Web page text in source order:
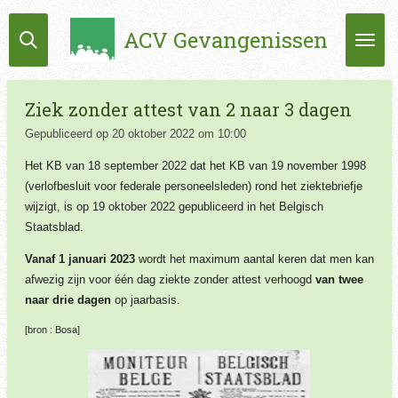
Ga
direct
de
hoofdinhoud
ACV Gevangenissen
Ziek zonder attest van 2 naar 3 dagen
Gepubliceerd op 20 oktober 2022 om 10:00
Het KB van 18 september 2022 dat het KB van 19 november 1998
(verlofbesluit voor federale personeelsleden) rond het ziektebriefje
wijzigt, is op 19 oktober 2022 gepubliceerd in het Belgisch
Staatsblad.
Vanaf 1 januari 2023wordt het maximum aantal keren dat men kan
afwezig zijn voor één dag ziekte zonder attest verhoogd van twee
naar drie dagenop jaarbasis.
[bron : Bosa]